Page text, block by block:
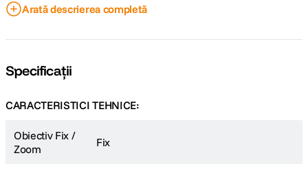
Arată descrierea completă
Specificații
CARACTERISTICI TEHNICE:
Obiectiv Fix /
Zoom
Fix